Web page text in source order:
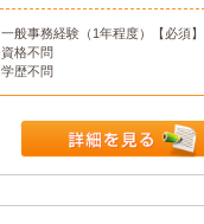
一般事務経験（1年程度）【必須】
資格不問
学歴不問